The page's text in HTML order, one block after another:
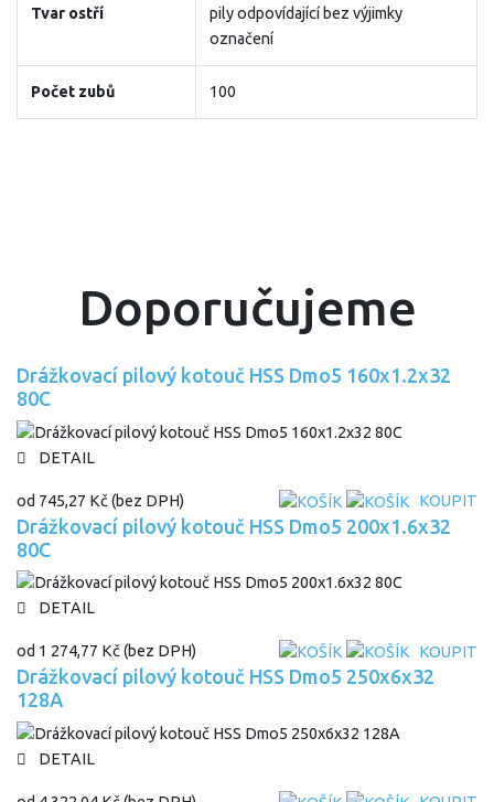
Tvar ostří
pily odpovídající bez výjimky
označení
Počet zubů 100
Doporučujeme
Drážkovací pilový kotouč HSS Dmo5 160x1.2x32
80C
DETAIL
od 745,27 Kč (bez DPH) KOUPIT
Drážkovací pilový kotouč HSS Dmo5 200x1.6x32
80C
DETAIL
od 1 274,77 Kč(bez DPH) KOUPIT
Drážkovací pilový kotouč HSS Dmo5 250x6x32
128A
DETAIL